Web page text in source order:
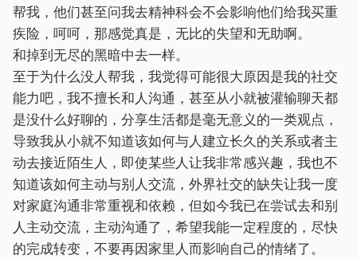
帮我，他们甚至问我去精神科会不会影响他们给我买重
疾险，呵呵，那感觉真是，无比的失望和无助啊。
和掉到无尽的黑暗中去一样。
至于为什么没人帮我，我觉得可能很大原因是我的社交
能力吧，我不擅长和人沟通，甚至从小就被灌输聊天都
是没什么好聊的，分享生活都是毫无意义的一类观点，
导致我从小就不知道该如何与人建立长久的关系或者主
动去接近陌生人，即使某些人让我非常感兴趣，我也不
知道该如何主动与别人交流，外界社交的缺失让我一度
对家庭沟通非常重视和依赖，但如今我已在尝试去和别
人主动交流，主动沟通了，希望我能一定程度的，尽快
的完成转变，不要再因家里人而影响自己的情绪了。